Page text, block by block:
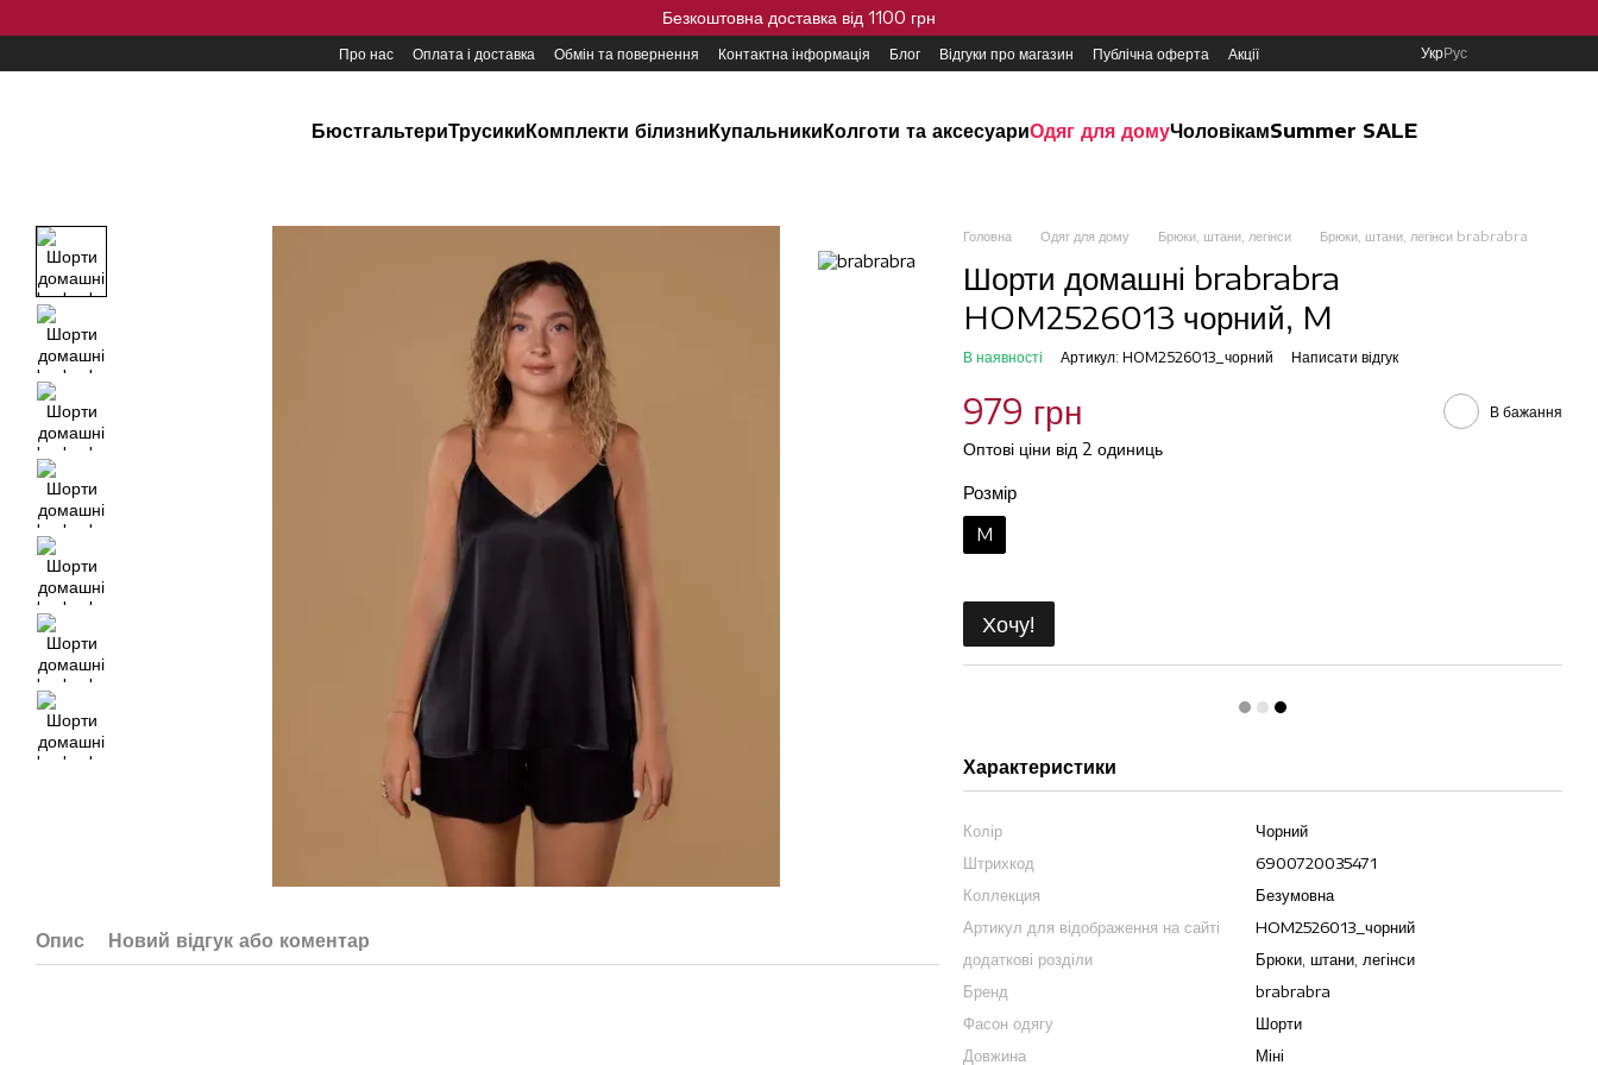
Безкоштовна доставка від 1100 грн
Про нас Оплата і доставка Обмін та повернення Контактна інформація Блог Відгуки про магазин Публічна оферта Акції УкрРус
БюстгальтериТрусикиКомплекти білизниКупальникиКолготи та аксесуариОдяг для домуЧоловікамSummer SALE
Опис Новий відгук або коментар
Головна Одяг для дому Брюки, штани, легінси Брюки, штани, легінси brabrabra
Шорти домашні brabrabra
HOM2526013 чорний, M
В наявності Артикул: HOM2526013_чорний Написати відгук
979 грн В бажання
Оптові ціни від 2 одиниць
Розмір
M
Хочу!
Характеристики
Колір
Чорний
Штрихкод
6900720035471
Коллекция
Безумовна
Артикул для відображення на сайті
HOM2526013_чорний
додаткові розділи
Брюки, штани, легінси
Бренд
brabrabra
Фасон одягу
Шорти
Довжина
Міні